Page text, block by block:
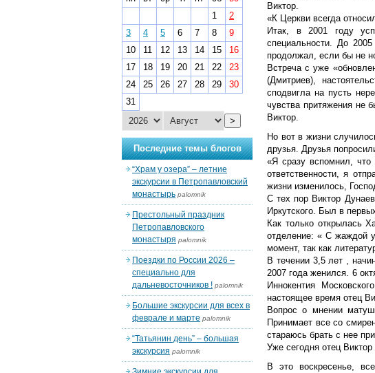
Виктор.
«К Церкви всегда
Итак, в 2001 году
специальности. До
продолжал, если бы не
Встреча с уже
(Дмитриев),
сподвигла на пусть
чувства притяжения не
Виктор.
Но вот в жизни
друзья. Друзья
«Я сразу вспомнил, что
ответственности, я
жизни изменилось,
С тех пор Виктор
Иркутского. Был в
Как только открылась
отделение: « С жаждой
момент, так как
В течении 3,5 лет ,
2007 года женился. 6
Иннокентия
настоящее время отец
Вопрос о мнении
Принимает все со
стараюсь брать с нее
Уже сегодня отец
В это воскресенье,
1
2
3
4 5 6 7 8
9
10
11 12 13 14 15
16
17
18 19 20 21 22
23
24
25 26 27 28 29
30
31
>
Последние темы блогов
“Храм у озера” – летние
экскурсии в Петропавловский
монастырь palomnik
Престольный праздник
Петропавловского
монастыря palomnik
Поездки по России 2026 –
специально для
дальневосточников ! palomnik
Большие экскурсии для всех в
феврале и марте palomnik
“Татьянин день” – большая
экскурсия palomnik